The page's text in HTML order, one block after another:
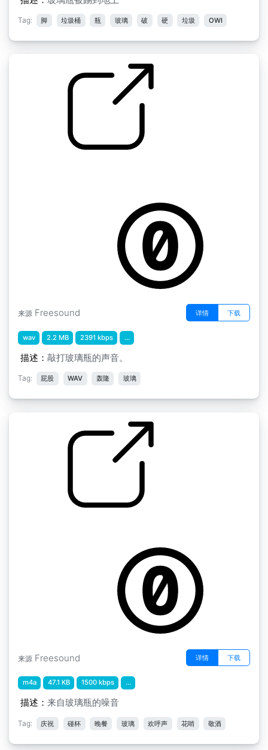
Tag: 脚 垃圾桶 瓶 玻璃 破 硬 垃圾 OWI
来源 Freesound 详情 下载
wav 2.2 MB 2391 kbps ...
描述： 敲打玻璃瓶的声音。
Tag: 屁股 WAV 轰隆 玻璃
来源 Freesound 详情 下载
m4a 47.1 KB 1500 kbps ...
描述： 来自玻璃瓶的噪音
Tag: 庆祝 碰杯 晚餐 玻璃 欢呼声 花哨 敬酒